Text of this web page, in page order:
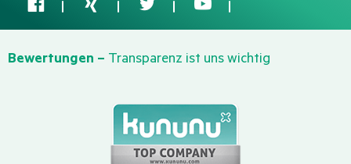
Bewertungen – Transparenz ist uns wichtig